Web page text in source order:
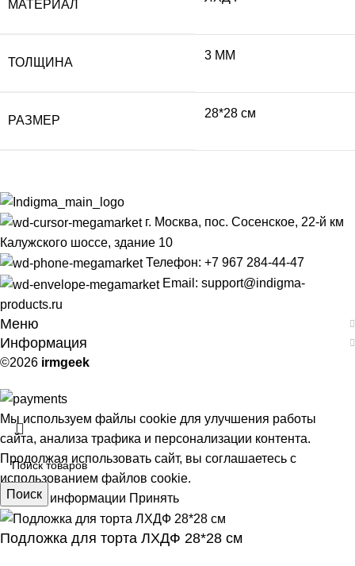
МАТЕРИАЛ
ТОЛЩИНА
3 ММ
РАЗМЕР
28*28 см
г. Москва, пос. Сосенское, 22-й км
Калужского шоссе, здание 10
Телефон: +7 967 284-44-47
Email: support@indigma-
products.ru
Меню
Информация
©2026 irmgeek
Поиск
Мы используем файлы cookie для улучшения работы
сайта, анализа трафика и персонализации контента.
Продолжая использовать сайт, вы соглашаетесь с
использованием файлов cookie.
Больше информации Принять
Подложка для торта ЛХДФ 28*28 см